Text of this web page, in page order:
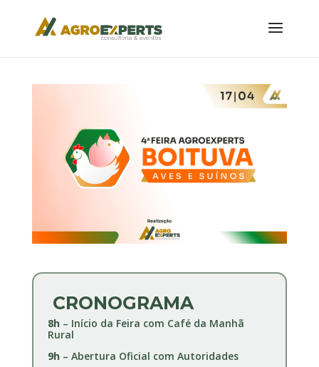
CRONOGRAMA
8h – Início da Feira com Café da Manhã
Rural
9h – Abertura Oficial com Autoridades